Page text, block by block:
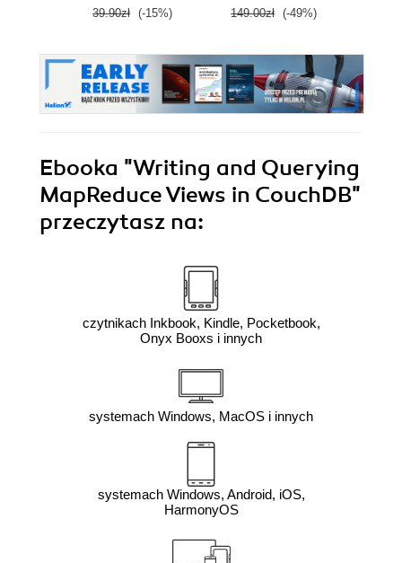
39.90zł (-15%) 149.00zł (-49%)
Ebooka "Writing and Querying
MapReduce Views in CouchDB"
przeczytasz na:
czytnikach Inkbook, Kindle, Pocketbook,
Onyx Booxs i innych
systemach Windows, MacOS i innych
systemach Windows, Android, iOS,
HarmonyOS